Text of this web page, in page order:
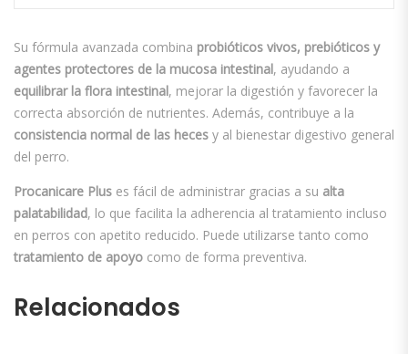
Su fórmula avanzada combina probióticos vivos, prebióticos y
agentes protectores de la mucosa intestinal, ayudando a
equilibrar la flora intestinal, mejorar la digestión y favorecer la
correcta absorción de nutrientes. Además, contribuye a la
consistencia normal de las heces y al bienestar digestivo general
del perro.
Procanicare Plus es fácil de administrar gracias a su alta
palatabilidad, lo que facilita la adherencia al tratamiento incluso
en perros con apetito reducido. Puede utilizarse tanto como
tratamiento de apoyo como de forma preventiva.
Relacionados